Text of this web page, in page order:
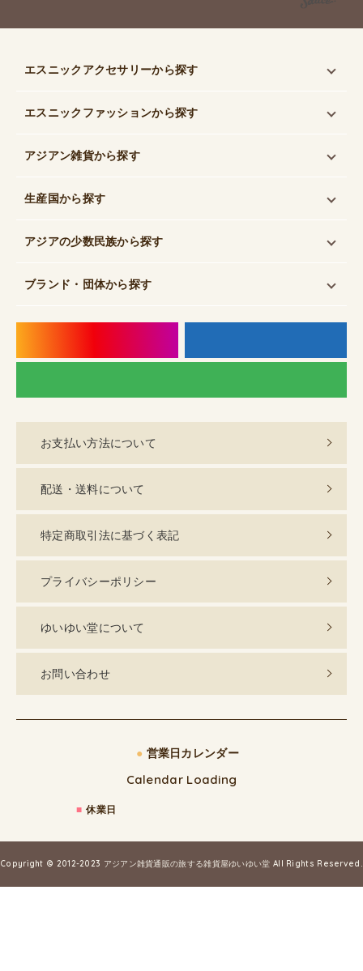
エスニックアクセサリーから探す
エスニックファッションから探す
アジアン雑貨から探す
生産国から探す
アジアの少数民族から探す
ブランド・団体から探す
お支払い方法について
配送・送料について
特定商取引法に基づく表記
プライバシーポリシー
ゆいゆい堂について
お問い合わせ
● 営業日カレンダー
Calendar Loading
■ 休業日
Copyright © 2012-2023 アジアン雑貨通販の旅する雑貨屋ゆいゆい堂 All Rights Reserved.